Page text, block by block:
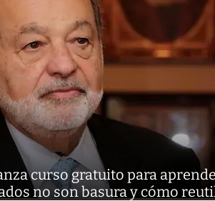
curso gratuito para
no son basura y cómo